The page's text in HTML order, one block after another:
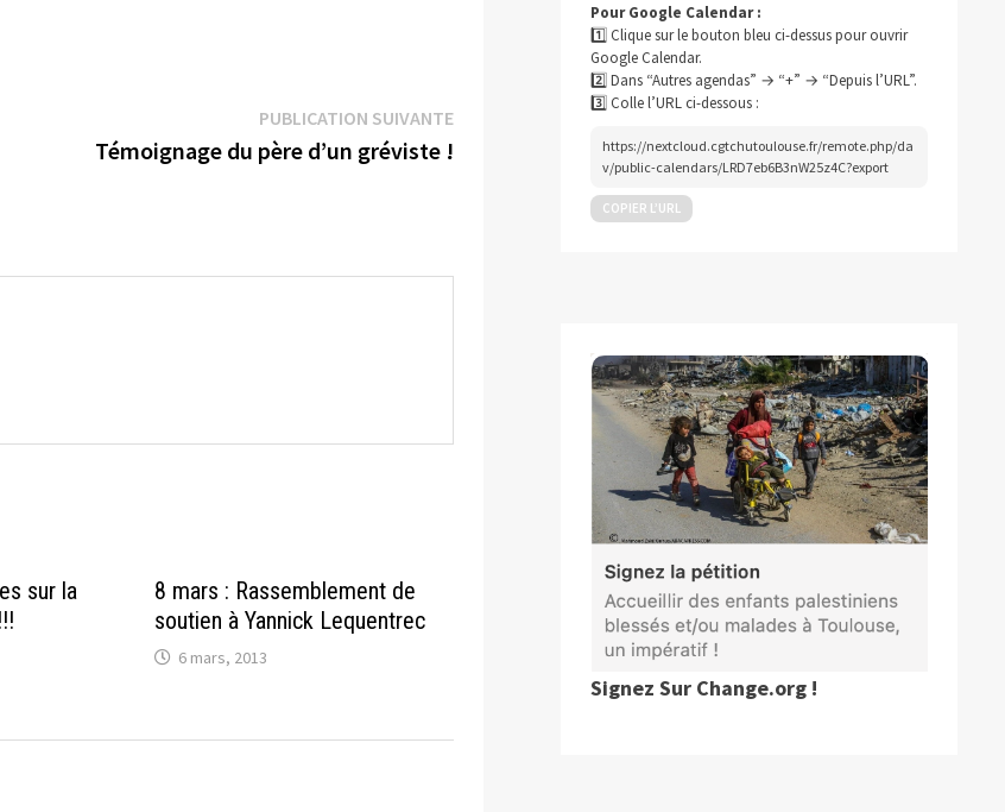
PUBLICATION SUIVANTEPublication
suivante :
Témoignage du père d’un gréviste !
sur la
8 mars : Rassemblement de
soutien à Yannick Lequentrec
6 mars, 2013
Pour Google Calendar :
1️⃣ Clique sur le bouton bleu ci-dessus pour ouvrir
Google Calendar.
2️⃣ Dans “Autres agendas” → “+” → “Depuis l’URL”.
3️⃣ Colle l’URL ci-dessous :
https://nextcloud.cgtchutoulouse.fr/remote.php/da
v/public-calendars/LRD7eb6B3nW25z4C?export
COPIER L’URL
Signez Sur Change.org !